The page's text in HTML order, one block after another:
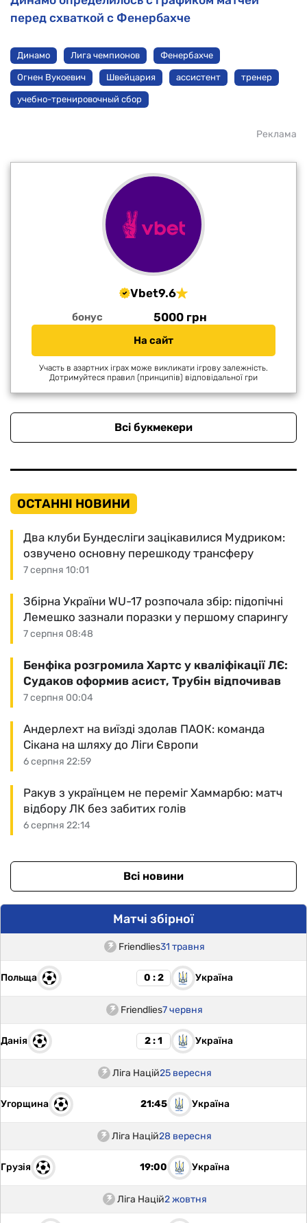
перед схваткой с Фенербахче
Динамо Лига чемпионов Фенербахче
Огнен Вукоевич Швейцария ассистент тренер
учебно-тренировочный сбор
Реклама
Vbet9.6
бонус 5000 грн
На сайт
Участь в азартних іграх може викликати ігрову залежність.
Дотримуйтеся правил (принципів) відповідальної гри
Всі букмекери
ОСТАННІ НОВИНИ
7 серпня 10:01
Два клуби Бундесліги зацікавилися Мудриком:
озвучено основну перешкоду трансферу
7 серпня 08:48
Збірна України WU-17 розпочала збір: підопічні
Лемешко зазнали поразки у першому спарингу
7 серпня 00:04
Бенфіка розгромила Хартс у кваліфікації ЛЄ:
Судаков оформив асист, Трубін відпочивав
6 серпня 22:59
Андерлехт на виїзді здолав ПАОК: команда
Сікана на шляху до Ліги Європи
6 серпня 22:14
Ракув з українцем не переміг Хаммарбю: матч
відбору ЛК без забитих голів
Всі новини
Матчі збірної
Friendlies31 травня
Польща 0 : 2 Україна
Friendlies7 червня
Данія 2 : 1 Україна
Ліга Націй25 вересня
Угорщина 21:45 Україна
Ліга Націй28 вересня
Грузія 19:00 Україна
Ліга Націй2 жовтня